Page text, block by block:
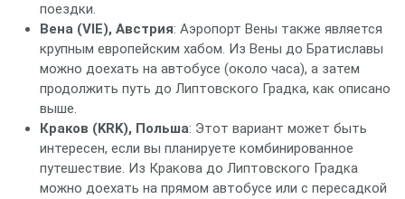
поездки.
Вена (VIE), Австрия: Аэропорт Вены также является
крупным европейским хабом. Из Вены до Братиславы
можно доехать на автобусе (около часа), а затем
продолжить путь до Липтовского Градка, как описано
выше.
Краков (KRK), Польша: Этот вариант может быть
интересен, если вы планируете комбинированное
путешествие. Из Кракова до Липтовского Градка
можно доехать на прямом автобусе или с пересадкой